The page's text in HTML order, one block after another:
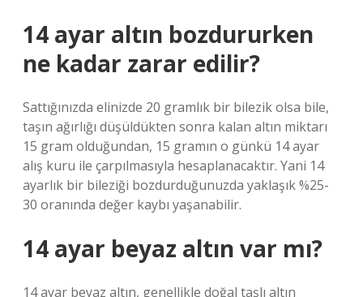
14 ayar altın bozdururken
ne kadar zarar edilir?
Sattığınızda elinizde 20 gramlık bir bilezik olsa bile,
taşın ağırlığı düşüldükten sonra kalan altın miktarı
15 gram olduğundan, 15 gramın o günkü 14 ayar
alış kuru ile çarpılmasıyla hesaplanacaktır. Yani 14
ayarlık bir bileziği bozdurduğunuzda yaklaşık %25-
30 oranında değer kaybı yaşanabilir.
14 ayar beyaz altın var mı?
14 ayar beyaz altın, genellikle doğal taşlı altın